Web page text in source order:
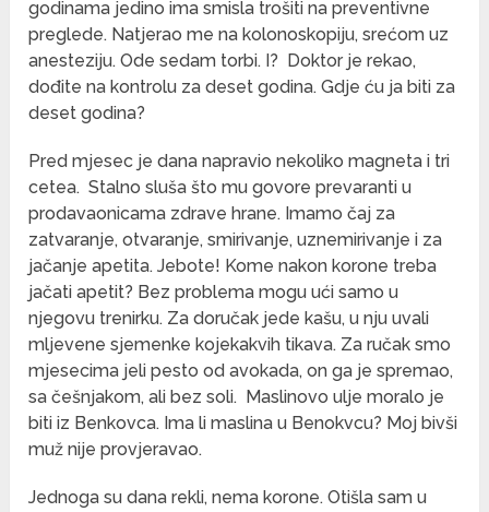
godinama jedino ima smisla trošiti na preventivne
preglede. Natjerao me na kolonoskopiju, srećom uz
anesteziju. Ode sedam torbi. I?
Doktor je rekao,
dođite na kontrolu za deset godina. Gdje ću ja biti za
deset godina?
Pred mjesec je dana napravio nekoliko magneta i tri
cetea. Stalno sluša što mu govore prevaranti u
prodavaonicama zdrave hrane. Imamo čaj za
zatvaranje, otvaranje, smirivanje, uznemirivanje i za
jačanje apetita. Jebote! Kome nakon korone treba
jačati apetit? Bez problema mogu ući samo u
njegovu trenirku. Za doručak jede kašu, u nju uvali
mljevene sjemenke kojekakvih tikava. Za ručak smo
mjesecima jeli pesto od avokada, on ga je spremao,
sa češnjakom, ali bez soli. Maslinovo ulje moralo je
biti iz Benkovca. Ima li maslina u Benokvcu? Moj bivši
muž nije provjeravao.
Jednoga su dana rekli, nema korone. Otišla sam u